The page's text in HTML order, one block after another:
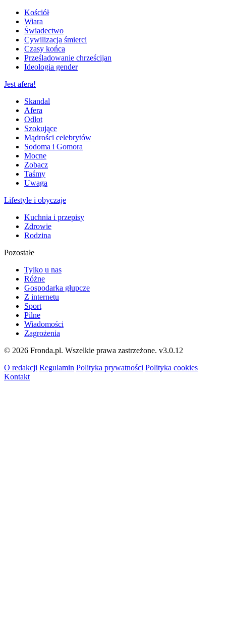
Kościół
Wiara
Świadectwo
Cywilizacja śmierci
Czasy końca
Prześladowanie chrześcijan
Ideologia gender
Jest afera!
Skandal
Afera
Odlot
Szokujące
Mądrości celebrytów
Sodoma i Gomora
Mocne
Zobacz
Taśmy
Uwaga
Lifestyle i obyczaje
Kuchnia i przepisy
Zdrowie
Rodzina
Pozostałe
Tylko u nas
Różne
Gospodarka głupcze
Z internetu
Sport
Pilne
Wiadomości
Zagrożenia
© 2026 Fronda.pl. Wszelkie prawa zastrzeżone. v3.0.12
O redakcji Regulamin Polityka prywatności Polityka cookies
Kontakt